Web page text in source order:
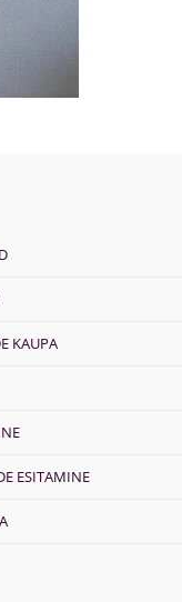
KAUPA
ESITAMINE